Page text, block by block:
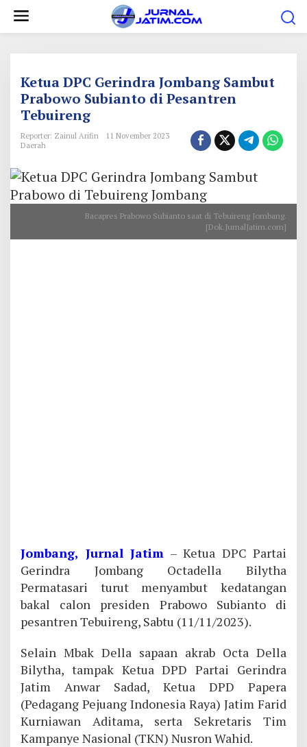
Ketua DPC Gerindra Jombang Sambut
Prabowo Subianto di Pesantren
Tebuireng
Reporter: Zainul Arifin
11 November 2023
Daerah
Bacapres Prabowo Subianto saat di Tebuireng Jombang.
[Dok.JurnalJatim.com]
Jombang, Jurnal Jatim – Ketua DPC Partai
Gerindra Jombang Octadella Bilytha
Permatasari turut menyambut kedatangan
bakal calon presiden Prabowo Subianto di
pesantren Tebuireng, Sabtu (11/11/2023).
Selain Mbak Della sapaan akrab Octa Della
Bilytha, tampak Ketua DPD Partai Gerindra
Jatim Anwar Sadad, Ketua DPD Papera
(Pedagang Pejuang Indonesia Raya) Jatim Farid
Kurniawan Aditama, serta Sekretaris Tim
Kampanye Nasional (TKN) Nusron Wahid.